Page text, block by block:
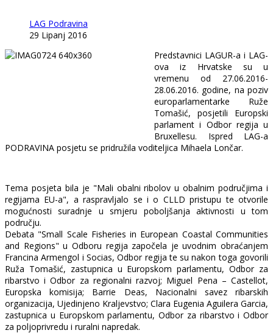
LAG Podravina
29 Lipanj 2016
Predstavnici LAGUR-a i LAG-
ova iz Hrvatske su u
vremenu od 27.06.2016-
28.06.2016. godine, na poziv
europarlamentarke Ruže
Tomašić, posjetili Europski
parlament i Odbor regija u
Bruxellesu. Ispred LAG-a
PODRAVINA posjetu se pridružila voditeljica Mihaela Lončar.
Tema posjeta bila je "Mali obalni ribolov u obalnim područjima i
regijama EU-a", a raspravljalo se i o CLLD pristupu te otvorile
mogućnosti suradnje u smjeru poboljšanja aktivnosti u tom
području.
Debata "Small Scale Fisheries in European Coastal Communities
and Regions" u Odboru regija započela je uvodnim obraćanjem
Francina Armengol i Socias, Odbor regija te su nakon toga govorili
Ruža Tomašić, zastupnica u Europskom parlamentu, Odbor za
ribarstvo i Odbor za regionalni razvoj; Miguel Pena – Castellot,
Europska komisija; Barrie Deas, Nacionalni savez ribarskih
organizacija, Ujedinjeno Kraljevstvo; Clara Eugenia Aguilera Garcia,
zastupnica u Europskom parlamentu, Odbor za ribarstvo i Odbor
za poljoprivredu i ruralni napredak.